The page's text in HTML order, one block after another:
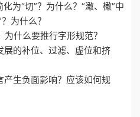
为“切”？为什么？“澉、橄”中
为什么？
什么要推行字形规范？
的补位、过滤、虚位和挤
生负面影响？应该如何规